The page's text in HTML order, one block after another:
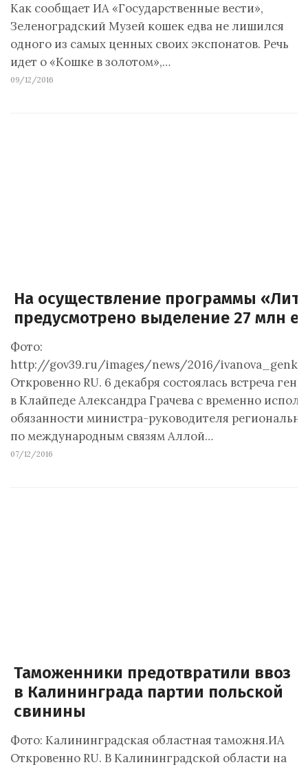
Как сообщает ИА «Государственные вести»,
Зеленоградский Музей кошек едва не лишился
одного из самых ценных своих экспонатов. Речь
идет о «Кошке в золотом»,…
09/12/2016
На осуществление программы
предусмотрено выделение 27 млн
Фото:
http://gov39.ru/images/news/2016/
Откровенно RU. 6 декабря состоялась встреча
в Клайпеде Александра Грачева с временно
обязанности министра-руководителя
по международным связям Аллой…
07/12/2016
Таможенники предотвратили ввоз
в Калининграда партии польской
свинины
Фото: Калининградская областная таможня.ИА
Откровенно RU. В Калининградской области на